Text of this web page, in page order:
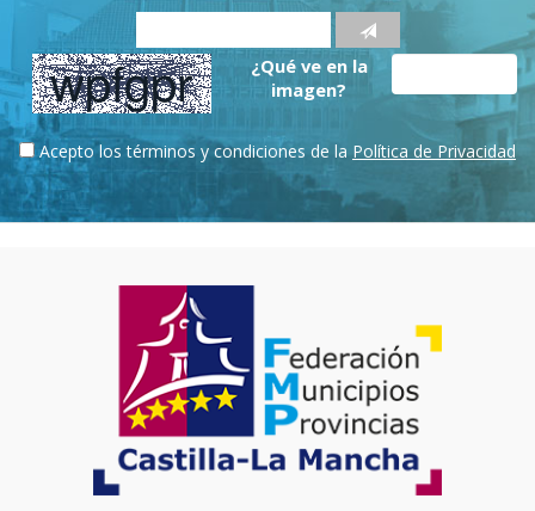
¿Qué ve en la
imagen?
Acepto los términos y condiciones de la Política de Privacidad